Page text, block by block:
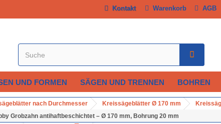
AGB
Warenkorb
Kontakt
UND FORMEN SÄGEN UND TRENNEN BOHREN
nach Durchmesser Kreissägeblätter Ø 170 mm
Grobzahn antihaftbeschichtet – Ø 170 mm, Bohrung 20 mm